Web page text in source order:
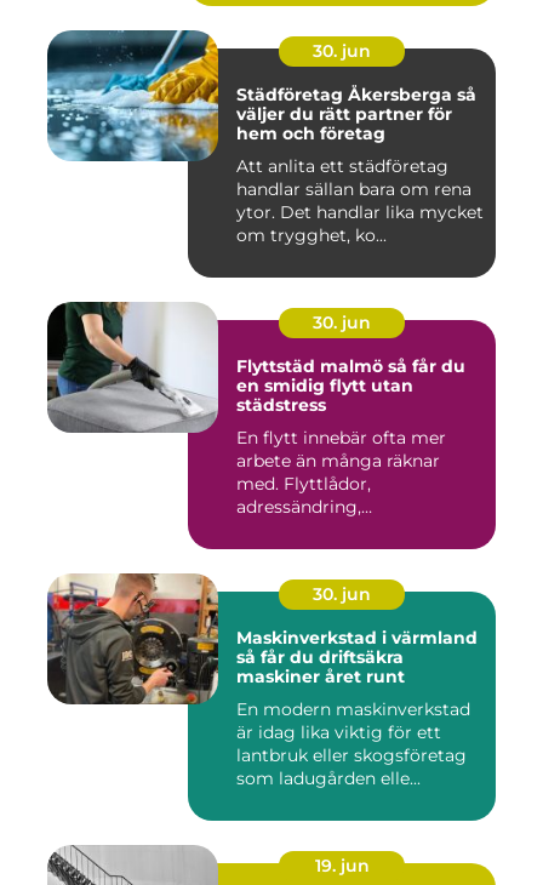
30. jun
Städföretag Åkersberga så
väljer du rätt partner för
hem och företag
Att anlita ett städföretag
handlar sällan bara om rena
ytor. Det handlar lika mycket
om trygghet, ko...
30. jun
Flyttstäd malmö så får du
en smidig flytt utan
städstress
En flytt innebär ofta mer
arbete än många räknar
med. Flyttlådor,
adressändring,
30. jun
Maskinverkstad i värmland
så får du driftsäkra
maskiner året runt
En modern maskinverkstad
är idag lika viktig för ett
lantbruk eller skogsföretag
som ladugården elle...
19. jun